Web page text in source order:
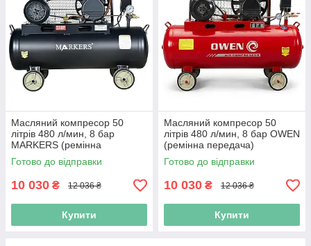
Масляний компресор 50
літрів 480 л/мин, 8 бар
MARKERS (ремінна
передача) повітряний
електричний компресор
Готово до відправки
10 030 ₴ 12 036 ₴
Купити
Масляний компресор 50
літрів 480 л/мин, 8 бар OWEN
(ремінна передача)
компресор масляний для сто
Готово до відправки
10 030 ₴ 12 036 ₴
Купити